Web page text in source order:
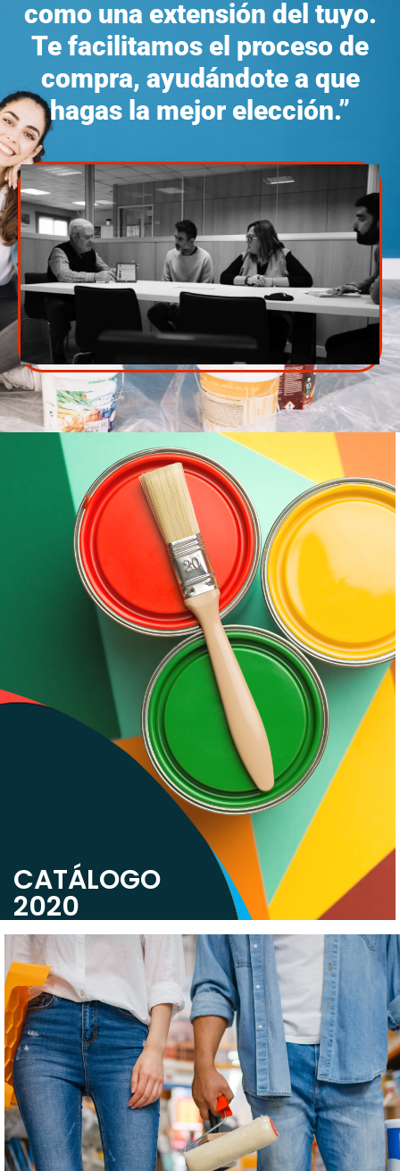
como una extensión del tuyo.
Te facilitamos el proceso de
compra, ayudándote a que
hagas la mejor elección.”
CATÁLOGO
2020